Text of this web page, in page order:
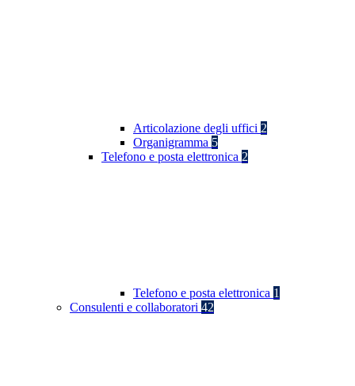
Articolazione degli uffici 2
Organigramma 5
Telefono e posta elettronica 2
Telefono e posta elettronica 1
Consulenti e collaboratori 42